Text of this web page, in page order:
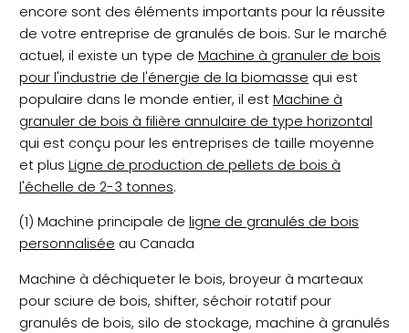
encore sont des éléments importants pour la réussite
de votre entreprise de granulés de bois. Sur le marché
actuel, il existe un type de Machine à granuler de bois
pour l'industrie de l'énergie de la biomasse qui est
populaire dans le monde entier, il est Machine à
granuler de bois à filière annulaire de type horizontal
qui est conçu pour les entreprises de taille moyenne
et plus Ligne de production de pellets de bois à
l'échelle de 2-3 tonnes.
(1) Machine principale de ligne de granulés de bois
personnalisée au Canada
Machine à déchiqueter le bois, broyeur à marteaux
pour sciure de bois, shifter, séchoir rotatif pour
granulés de bois, silo de stockage, machine à granulés